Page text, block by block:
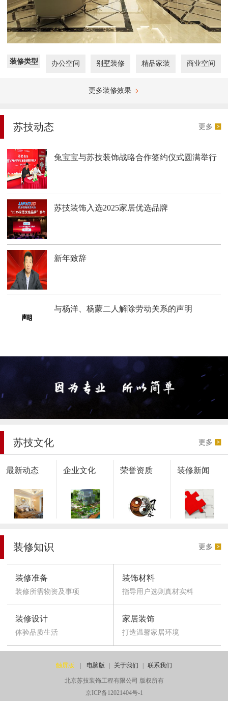
装修类型 办公空间 别墅装修 精品家装 商业空间
更多装修效果
苏技动态 更多
兔宝宝与苏技装饰战略合作签约仪式圆满举行
苏技装饰入选2025家居优选品牌
新年致辞
与杨洋、杨蒙二人解除劳动关系的声明
苏技文化 更多
最新动态 企业文化 荣誉资质 装修新闻
装修知识 更多
装修准备
装修所需物资及事项
装饰材料
指导用户选则真材实料
装修设计
体验品质生活
家居装饰
打造温馨家居环境
触屏版 电脑版 关于我们 联系我们
北京苏技装饰工程有限公司 版权所有
京ICP备12021404号-1